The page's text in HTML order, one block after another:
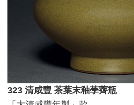
323 清咸豐 茶葉末釉荸薺瓶